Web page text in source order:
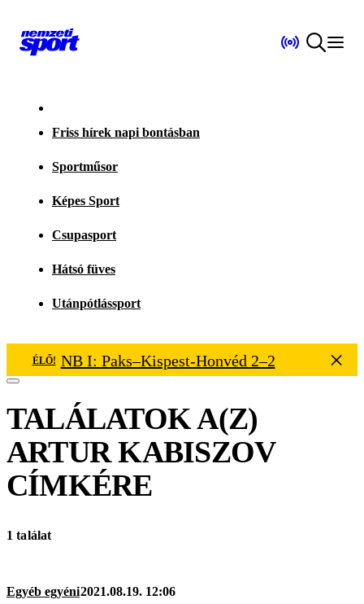
Friss hírek napi bontásban
Sportműsor
Képes Sport
Csupasport
Hátsó füves
Utánpótlássport
ÉLŐ! NB I: Paks–Kispest-Honvéd 2–2
TALÁLATOK A(Z)
ARTUR KABISZOV
CÍMKÉRE
1 találat
Egyéb egyéni2021.08.19. 12:06